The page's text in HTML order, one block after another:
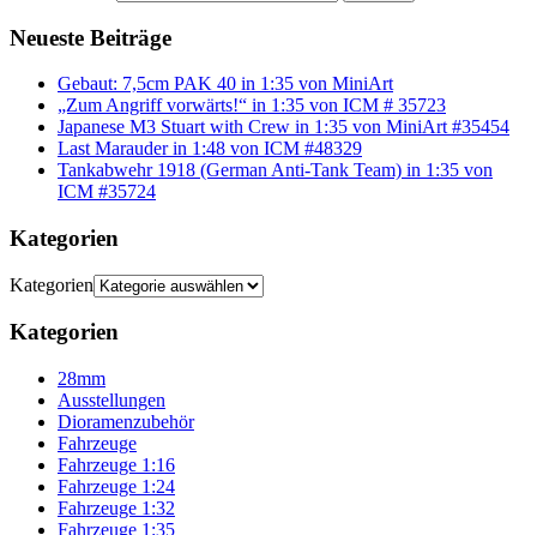
Neueste Beiträge
Gebaut: 7,5cm PAK 40 in 1:35 von MiniArt
„Zum Angriff vorwärts!“ in 1:35 von ICM # 35723
Japanese M3 Stuart with Crew in 1:35 von MiniArt #35454
Last Marauder in 1:48 von ICM #48329
Tankabwehr 1918 (German Anti-Tank Team) in 1:35 von
ICM #35724
Kategorien
Kategorien
Kategorien
28mm
Ausstellungen
Dioramenzubehör
Fahrzeuge
Fahrzeuge 1:16
Fahrzeuge 1:24
Fahrzeuge 1:32
Fahrzeuge 1:35